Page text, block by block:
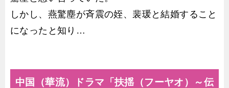
しかし、燕驚塵が斉震の姪、裴瑗と結婚すること
になったと知り…
中国（華流）ドラマ「扶揺（フーヤオ）～伝